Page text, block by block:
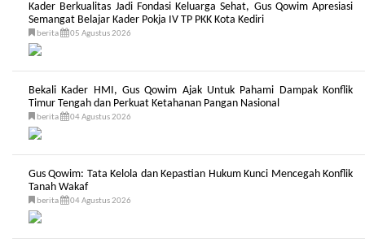
Kader Berkualitas Jadi Fondasi Keluarga Sehat, Gus Qowim Apresiasi
Semangat Belajar Kader Pokja IV TP PKK Kota Kediri
berita 05 Agustus 2026
Bekali Kader HMI, Gus Qowim Ajak Untuk Pahami Dampak Konflik
Timur Tengah dan Perkuat Ketahanan Pangan Nasional
berita 04 Agustus 2026
Gus Qowim: Tata Kelola dan Kepastian Hukum Kunci Mencegah Konflik
Tanah Wakaf
berita 04 Agustus 2026